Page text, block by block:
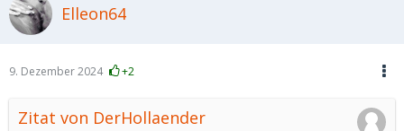
Elleon64
9. Dezember 2024 +2
Zitat von DerHollaender